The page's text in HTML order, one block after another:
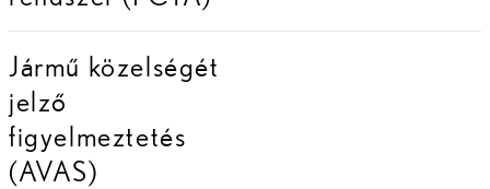
Jármű közelségét
jelző
figyelmeztetés
(AVAS)